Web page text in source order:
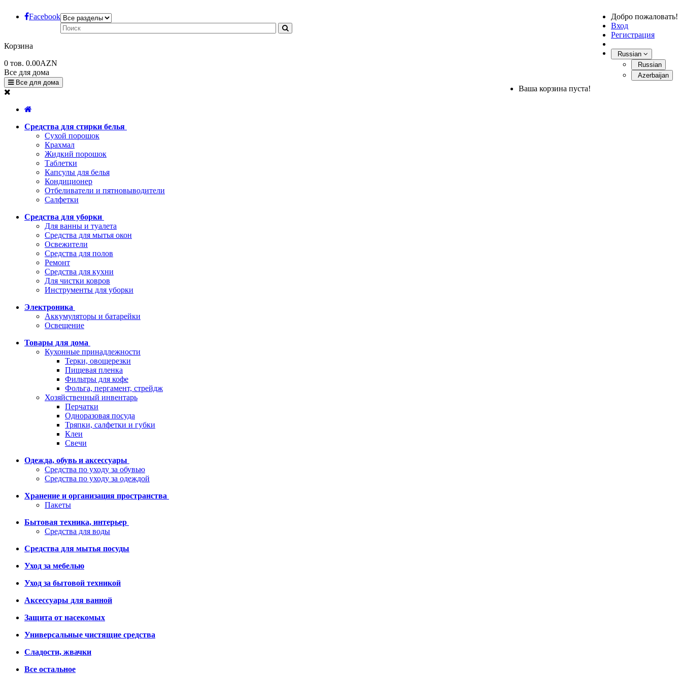
Facebook
Добро пожаловать!
Вход
Регистрация
Russian
Russian
Azerbaijan
Корзина
0 тов. 0.00AZN
Ваша корзина пуста!
Все для дома
Все для дома
Средства для стирки белья
Сухой порошок
Крахмал
Жидкий порошок
Таблетки
Капсулы для белья
Кондиционер
Отбеливатели и пятновыводители
Салфетки
Средства для уборки
Для ванны и туалета
Средства для мытья окон
Освежители
Средства для полов
Ремонт
Средства для кухни
Для чистки ковров
Инструменты для уборки
Электроника
Аккумуляторы и батарейки
Освещение
Товары для дома
Кухонные принадлежности
Терки, овощерезки
Пищевая пленка
Фильтры для кофе
Фольга, пергамент, стрейдж
Хозяйственный инвентарь
Перчатки
Одноразовая посуда
Тряпки, салфетки и губки
Клеи
Свечи
Одежда, обувь и аксессуары
Средства по уходу за обувью
Средства по уходу за одеждой
Хранение и организация пространства
Пакеты
Бытовая техника, интерьер
Средства для воды
Средства для мытья посуды
Уход за мебелью
Уход за бытовой техникой
Аксессуары для ванной
Защита от насекомых
Универсальные чистящие средства
Сладости, жвачки
Все остальное